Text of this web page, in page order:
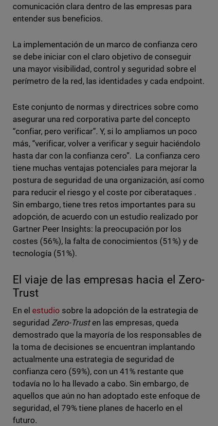
comunicación clara dentro de las empresas para
entender sus beneficios.
La implementación de un marco de confianza cero
se debe iniciar con el claro objetivo de conseguir
una mayor visibilidad, control y seguridad sobre el
perímetro de la red, las identidades y cada endpoint.
Este conjunto de normas y directrices sobre como
asegurar una red corporativa parte del concepto
“confiar, pero verificar”. Y, si lo ampliamos un poco
más, “verificar, volver a verificar y seguir haciéndolo
hasta dar con la confianza cero”. La confianza cero
tiene muchas ventajas potenciales para mejorar la
postura de seguridad de una organización, así como
para reducir el riesgo y el coste por ciberataques .
Sin embargo, tiene tres retos importantes para su
adopción, de acuerdo con un estudio realizado por
Gartner Peer Insights: la preocupación por los
costes (56%), la falta de conocimientos (51%) y de
tecnología (51%).
El viaje de las empresas hacia el Zero-
Trust
En el estudio sobre la adopción de la estrategia de
seguridad Zero-Trusten las empresas, queda
demostrado que la mayoría de los responsables de
la toma de decisiones se encuentran implantando
actualmente una estrategia de seguridad de
confianza cero (59%), con un 41% restante que
todavía no lo ha llevado a cabo. Sin embargo, de
aquellos que aún no han adoptado este enfoque de
seguridad, el 79% tiene planes de hacerlo en el
futuro.